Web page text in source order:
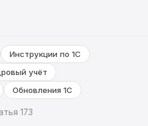
Инструкции по 1С
учёт
Обновления 1С
173